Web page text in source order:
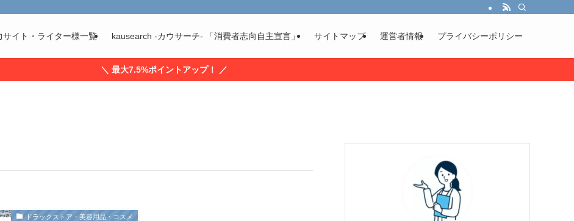
サイト・ライター様一覧 kausearch -カウサーチ- 「消費者志向自主宣言」 サイトマップ 運営者情報 プライバシーポリシー
＼ 最大7.5%ポイントアップ！ ／
ドラックストア・美容用品・コスメ